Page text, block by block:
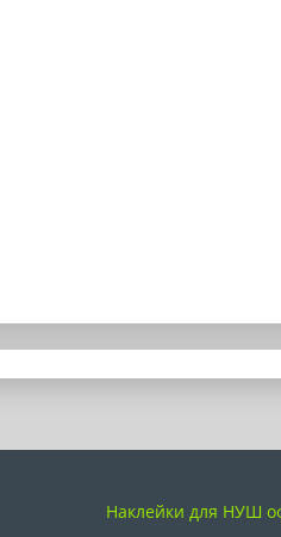
Наклейки для НУШ